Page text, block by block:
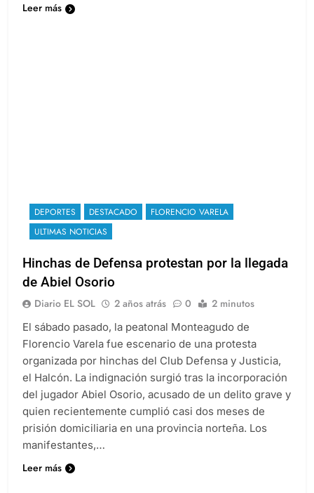
Leer más
DEPORTES DESTACADO
FLORENCIO VARELA
ULTIMAS NOTICIAS
Hinchas de Defensa protestan por la llegada
de Abiel Osorio
Diario EL SOL 2 años atrás 0 2 minutos
El sábado pasado, la peatonal Monteagudo de
Florencio Varela fue escenario de una protesta
organizada por hinchas del Club Defensa y Justicia,
el Halcón. La indignación surgió tras la incorporación
del jugador Abiel Osorio, acusado de un delito grave y
quien recientemente cumplió casi dos meses de
prisión domiciliaria en una provincia norteña. Los
manifestantes,…
Leer más